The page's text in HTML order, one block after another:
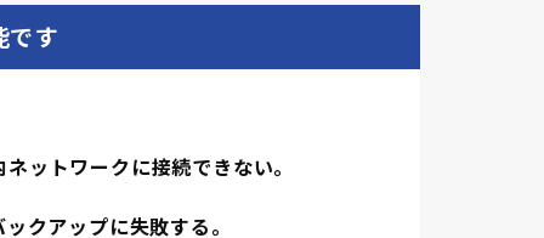
です
ットワークに接続できない。
クアップに失敗する。